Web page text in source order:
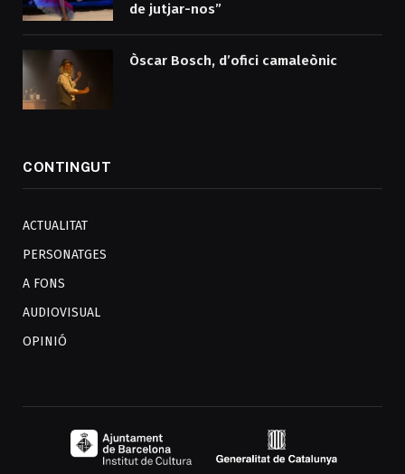
de jutjar-nos”
Òscar Bosch, d’ofici camaleònic
CONTINGUT
ACTUALITAT
PERSONATGES
A FONS
AUDIOVISUAL
OPINIÓ